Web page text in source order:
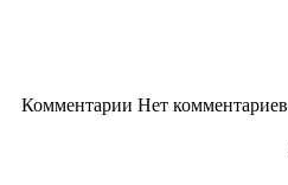
Комментарии Нет комментариев